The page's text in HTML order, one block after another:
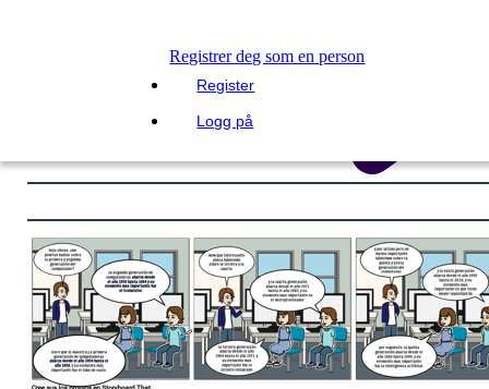
Registrer deg som en person
Register
Logg på